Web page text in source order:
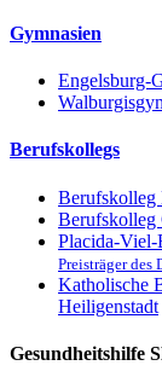
Gymnasien
Engelsburg-
Berufskollegs
Berufskolleg
Berufskolleg
Placida-Viel-
Preisträger des
Katholische
Heiligenstadt
Gesundheitshilfe